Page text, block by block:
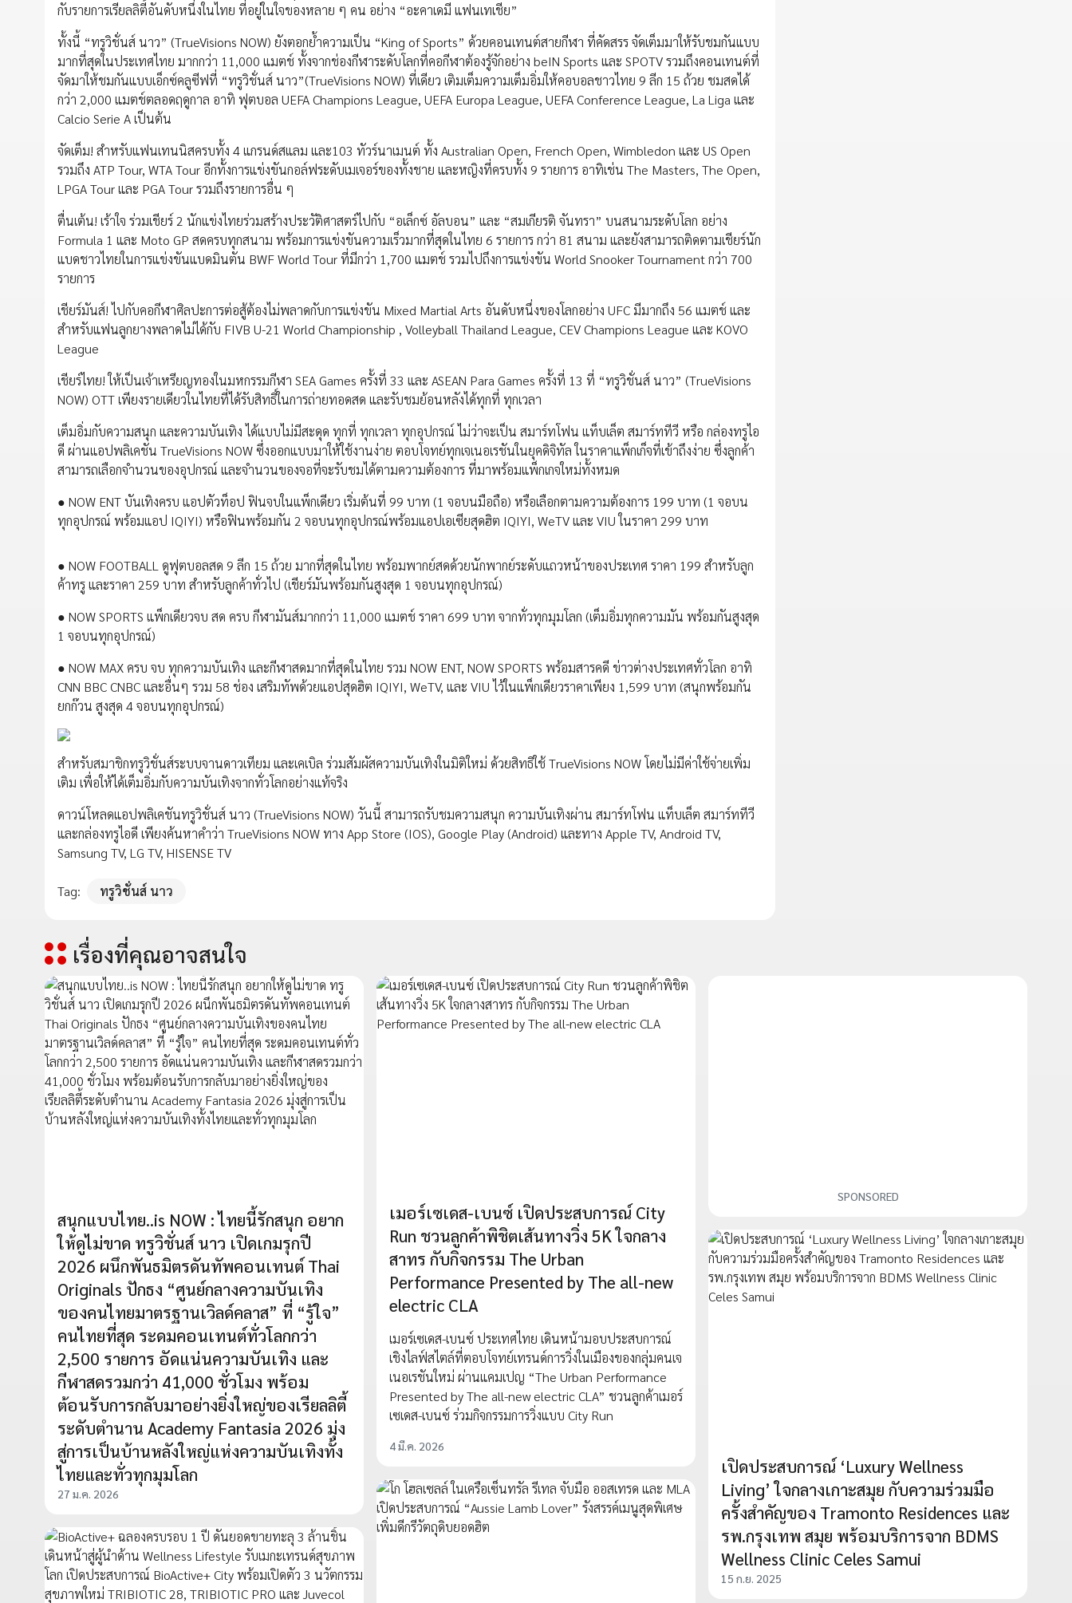
กับรายการเรียลลิตี้อันดับหนึ่งในไทย ที่อยู่ในใจของหลาย ๆ คน อย่าง “อะคาเดมี แฟนเทเชีย”
ทั้งนี้ “ทรูวิชั่นส์ นาว” (TrueVisions NOW) ยังตอกย้ำความเป็น “King of Sports” ด้วยคอนเทนต์สายกีฬา ที่คัดสรร จัดเต็มมาให้รับชมกันแบบ
มากที่สุดในประเทศไทย มากกว่า 11,000 แมตช์ ทั้งจากช่องกีฬาระดับโลกที่คอกีฬาต้องรู้จักอย่าง beIN Sports และ SPOTV รวมถึงคอนเทนต์ที่
จัดมาให้ชมกันแบบเอ็กซ์คลูซีฟที่ “ทรูวิชั่นส์ นาว”(TrueVisions NOW) ที่เดียว เติมเต็มความเต็มอิ่มให้คอบอลชาวไทย 9 ลีก 15 ถ้วย ชมสดได้
กว่า 2,000 แมตช์ตลอดฤดูกาล อาทิ ฟุตบอล UEFA Champions League, UEFA Europa League, UEFA Conference League, La Liga และ
Calcio Serie A เป็นต้น
จัดเต็ม! สำหรับแฟนเทนนิสครบทั้ง 4 แกรนด์สแลม และ103 ทัวร์นาเมนต์ ทั้ง Australian Open, French Open, Wimbledon และ US Open
รวมถึง ATP Tour, WTA Tour อีกทั้งการแข่งขันกอล์ฟระดับเมเจอร์ของทั้งชาย และหญิงที่ครบทั้ง 9 รายการ อาทิเช่น The Masters, The Open,
LPGA Tour และ PGA Tour รวมถึงรายการอื่น ๆ
ตื่นเต้น! เร้าใจ ร่วมเชียร์ 2 นักแข่งไทยร่วมสร้างประวัติศาสตร์ไปกับ “อเล็กซ์ อัลบอน” และ “สมเกียรติ จันทรา” บนสนามระดับโลก อย่าง
Formula 1 และ Moto GP สดครบทุกสนาม พร้อมการแข่งขันความเร็วมากที่สุดในไทย 6 รายการ กว่า 81 สนาม และยังสามารถติดตามเชียร์นัก
แบดชาวไทยในการแข่งขันแบดมินตัน BWF World Tour ที่มีกว่า 1,700 แมตช์ รวมไปถึงการแข่งขัน World Snooker Tournament กว่า 700
รายการ
เชียร์มันส์! ไปกับคอกีฬาศิลปะการต่อสู้ต้องไม่พลาดกับการแข่งขัน Mixed Martial Arts อันดับหนึ่งของโลกอย่าง UFC มีมากถึง 56 แมตช์ และ
สำหรับแฟนลูกยางพลาดไม่ได้กับ FIVB U-21 World Championship , Volleyball Thailand League, CEV Champions League และ KOVO
League
เชียร์ไทย! ให้เป็นเจ้าเหรียญทองในมหกรรมกีฬา SEA Games ครั้งที่ 33 และ ASEAN Para Games ครั้งที่ 13 ที่ “ทรูวิชั่นส์ นาว” (TrueVisions
NOW) OTT เพียงรายเดียวในไทยที่ได้รับสิทธิ์ในการถ่ายทอดสด และรับชมย้อนหลังได้ทุกที่ ทุกเวลา
เต็มอิ่มกับความสนุก และความบันเทิง ได้แบบไม่มีสะดุด ทุกที่ ทุกเวลา ทุกอุปกรณ์ ไม่ว่าจะเป็น สมาร์ทโฟน แท็บเล็ต สมาร์ททีวี หรือ กล่องทรูไอ
ดี ผ่านแอปพลิเคชัน TrueVisions NOW ซึ่งออกแบบมาให้ใช้งานง่าย ตอบโจทย์ทุกเจเนอเรชันในยุคดิจิทัล ในราคาแพ็กเก็จที่เข้าถึงง่าย ซึ่งลูกค้า
สามารถเลือกจำนวนของอุปกรณ์ และจำนวนของจอที่จะรับชมได้ตามความต้องการ ที่มาพร้อมแพ็กเกจใหม่ทั้งหมด
● NOW ENT บันเทิงครบ แอปตัวท็อป ฟินจบในแพ็กเดียว เริ่มต้นที่ 99 บาท (1 จอบนมือถือ) หรือเลือกตามความต้องการ 199 บาท (1 จอบน
ทุกอุปกรณ์ พร้อมแอป IQIYI) หรือฟินพร้อมกัน 2 จอบนทุกอุปกรณ์พร้อมแอปเอเซียสุดฮิต IQIYI, WeTV และ VIU ในราคา 299 บาท
● NOW FOOTBALL ดูฟุตบอลสด 9 ลีก 15 ถ้วย มากที่สุดในไทย พร้อมพากย์สดด้วยนักพากย์ระดับแถวหน้าของประเทศ ราคา 199 สำหรับลูก
ค้าทรู และราคา 259 บาท สำหรับลูกค้าทั่วไป (เชียร์มันพร้อมกันสูงสุด 1 จอบนทุกอุปกรณ์)
● NOW SPORTS แพ็กเดียวจบ สด ครบ กีฬามันส์มากกว่า 11,000 แมตช์ ราคา 699 บาท จากทั่วทุกมุมโลก (เต็มอิ่มทุกความมัน พร้อมกันสูงสุด
1 จอบนทุกอุปกรณ์)
● NOW MAX ครบ จบ ทุกความบันเทิง และกีฬาสดมากที่สุดในไทย รวม NOW ENT, NOW SPORTS พร้อมสารคดี ข่าวต่างประเทศทั่วโลก อาทิ
CNN BBC CNBC และอื่นๆ รวม 58 ช่อง เสริมทัพด้วยแอปสุดฮิต IQIYI, WeTV, และ VIU ไว้ในแพ็กเดียวราคาเพียง 1,599 บาท (สนุกพร้อมกัน
ยกก๊วน สูงสุด 4 จอบนทุกอุปกรณ์)
สำหรับสมาชิกทรูวิชั่นส์ระบบจานดาวเทียม และเคเบิล ร่วมสัมผัสความบันเทิงในมิติใหม่ ด้วยสิทธิใช้ TrueVisions NOW โดยไม่มีค่าใช้จ่ายเพิ่ม
เติม เพื่อให้ได้เต็มอิ่มกับความบันเทิงจากทั่วโลกอย่างแท้จริง
ดาวน์โหลดแอปพลิเคชันทรูวิชั่นส์ นาว (TrueVisions NOW) วันนี้ สามารถรับชมความสนุก ความบันเทิงผ่าน สมาร์ทโฟน แท็บเล็ต สมาร์ททีวี
และกล่องทรูไอดี เพียงค้นหาคำว่า TrueVisions NOW ทาง App Store (IOS), Google Play (Android) และทาง Apple TV, Android TV,
Samsung TV, LG TV, HISENSE TV
Tag: ทรูวิชั่นส์ นาว
เรื่องที่คุณอาจสนใจ
สนุกแบบไทย..is NOW : ไทยนี้รักสนุก อยาก
ให้ดูไม่ขาด ทรูวิชั่นส์ นาว เปิดเกมรุกปี
2026 ผนึกพันธมิตรดันทัพคอนเทนต์ Thai
Originals ปักธง “ศูนย์กลางความบันเทิง
ของคนไทยมาตรฐานเวิลด์คลาส” ที่ “รู้ใจ”
คนไทยที่สุด ระดมคอนเทนต์ทั่วโลกกว่า
2,500 รายการ อัดแน่นความบันเทิง และ
กีฬาสดรวมกว่า 41,000 ชั่วโมง พร้อม
ต้อนรับการกลับมาอย่างยิ่งใหญ่ของเรียลลิตี้
ระดับตำนาน Academy Fantasia 2026 มุ่ง
สู่การเป็นบ้านหลังใหญ่แห่งความบันเทิงทั้ง
ไทยและทั่วทุกมุมโลก
27 ม.ค. 2026
เมอร์เซเดส-เบนซ์ เปิดประสบการณ์ City
Run ชวนลูกค้าพิชิตเส้นทางวิ่ง 5K ใจกลาง
สาทร กับกิจกรรม The Urban
Performance Presented by The all-new
electric CLA
เมอร์เซเดส-เบนซ์ ประเทศไทย เดินหน้ามอบประสบการณ์
เชิงไลฟ์สไตล์ที่ตอบโจทย์เทรนด์การวิ่งในเมืองของกลุ่มคนเจ
เนอเรชันใหม่ ผ่านแคมเปญ “The Urban Performance
Presented by The all-new electric CLA” ชวนลูกค้าเมอร์
เซเดส-เบนซ์ ร่วมกิจกรรมการวิ่งแบบ City Run
4 มี.ค. 2026
SPONSORED
เปิดประสบการณ์ ‘Luxury Wellness
Living’ ใจกลางเกาะสมุย กับความร่วมมือ
ครั้งสำคัญของ Tramonto Residences และ
รพ.กรุงเทพ สมุย พร้อมบริการจาก BDMS
Wellness Clinic Celes Samui
15 ก.ย. 2025